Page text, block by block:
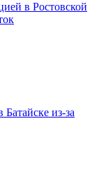
в Ростовской
из-за